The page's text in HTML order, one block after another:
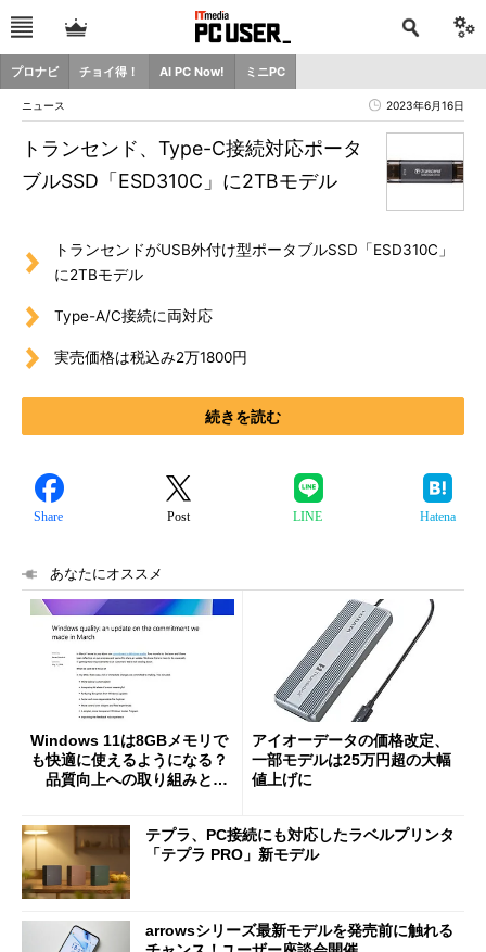
プロナビ チョイ得！ AI PC Now! ミニPC
ニュース 2023年6月16日
トランセンド、Type-C接続対応ポータ
ブルSSD「ESD310C」に2TBモデル
トランセンドがUSB外付け型ポータブルSSD「ESD310C」
に2TBモデル
Type-A/C接続に両対応
実売価格は税込み2万1800円
続きを読む
Share Post LINE Hatena
あなたにオススメ
Windows 11は8GBメモリで
も快適に使えるようになる？
品質向上への取り組みと
アイオーデータの価格改定、
一部モデルは25万円超の大幅
値上げに
テプラ、PC接続にも対応したラベルプリンタ
「テプラ PRO」新モデル
arrowsシリーズ最新モデルを発売前に触れる